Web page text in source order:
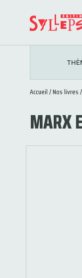
Accueil/Nos livres/
MARX